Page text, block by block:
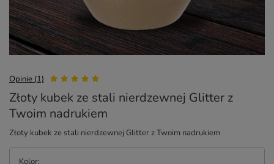
Opinie (1)
Złoty kubek ze stali nierdzewnej Glitter z
Twoim nadrukiem
Złoty kubek ze stali nierdzewnej Glitter z Twoim nadrukiem
Kolor